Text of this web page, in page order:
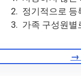
정기적으로 등
가족 구성원별
→